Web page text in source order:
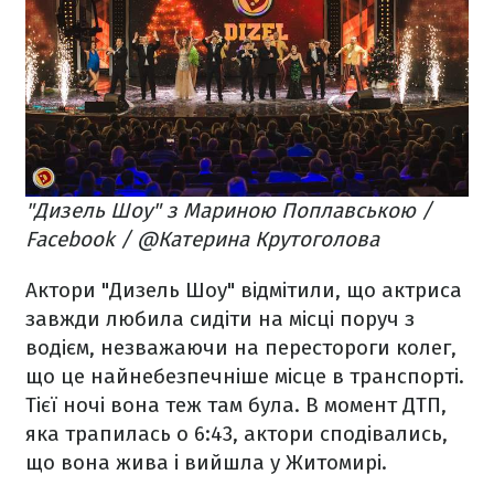
"Дизель Шоу" з Мариною Поплавською /
Facebook / @Катерина Крутоголова
Актори "Дизель Шоу" відмітили, що актриса
завжди любила сидіти на місці поруч з
водієм, незважаючи на перестороги колег,
що це найнебезпечніше місце в транспорті.
Тієї ночі вона теж там була. В момент ДТП,
яка трапилась о 6:43, актори сподівались,
що вона жива і вийшла у Житомирі.